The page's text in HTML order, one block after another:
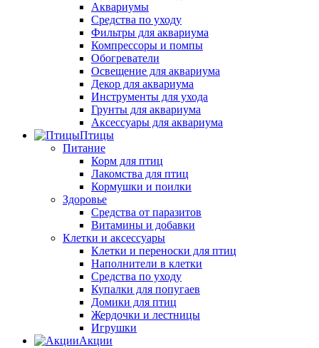
Аквариумы
Средства по уходу
Фильтры для аквариума
Компрессоры и помпы
Обогреватели
Освещение для аквариума
Декор для аквариума
Инструменты для ухода
Грунты для аквариума
Аксессуары для аквариума
Птицы
Питание
Корм для птиц
Лакомства для птиц
Кормушки и поилки
Здоровье
Средства от паразитов
Витамины и добавки
Клетки и аксессуары
Клетки и переноски для птиц
Наполнители в клетки
Средства по уходу
Купалки для попугаев
Домики для птиц
Жердочки и лестницы
Игрушки
Акции